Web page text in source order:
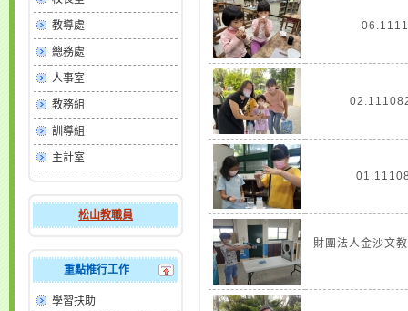
教導處
總務處
人事室
教務組
訓導組
主計室
松山教職員
重點推行工作
學習扶助
財團法人金沙文